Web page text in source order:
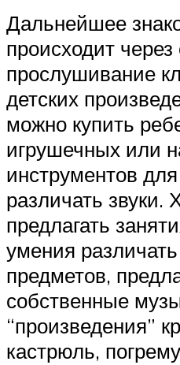
Дальнейшее
происходит
прослушивание
детских
можно купить
игрушечных или
инструментов
различать звуки.
предлагать
умения
предметов,
собственные
“произведения”
кастрюль,